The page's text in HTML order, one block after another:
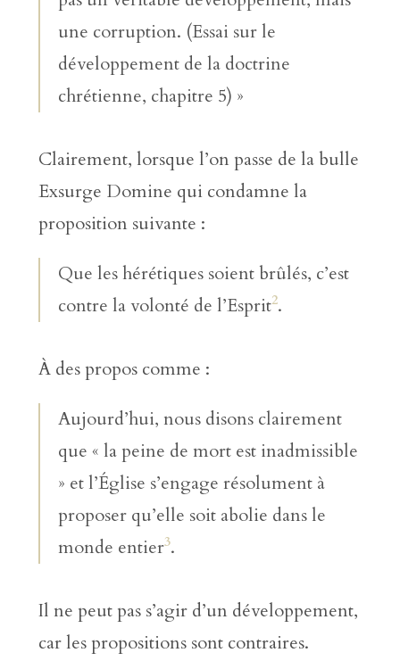
une corruption. (Essai sur le
développement de la doctrine
chrétienne, chapitre 5) »
Clairement, lorsque l’on passe de la bulle
Exsurge Domine qui condamne la
proposition suivante :
Que les hérétiques soient brûlés, c’est
contre la volonté de l’Esprit2.
À des propos comme :
Aujourd’hui, nous disons clairement
que « la peine de mort est inadmissible
» et l’Église s’engage résolument à
proposer qu’elle soit abolie dans le
monde entier3.
Il ne peut pas s’agir d’un développement,
car les propositions sont contraires.